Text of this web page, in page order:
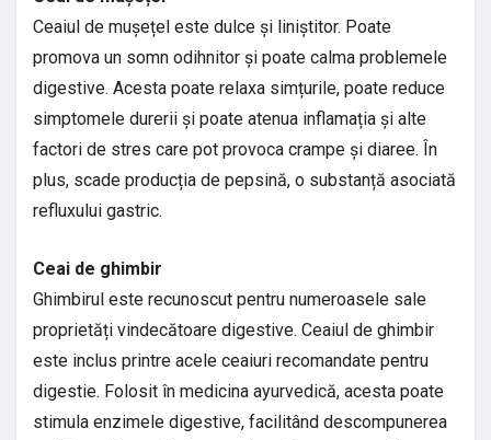
Ceaiul de mușețel este dulce și liniștitor. Poate
promova un somn odihnitor și poate calma problemele
digestive. Acesta poate relaxa simțurile, poate reduce
simptomele durerii și poate atenua inflamația și alte
factori de stres care pot provoca crampe și diaree. În
plus, scade producția de pepsină, o substanță asociată
refluxului gastric.
Ceai de ghimbir
Ghimbirul este recunoscut pentru numeroasele sale
proprietăți vindecătoare digestive. Ceaiul de ghimbir
este inclus printre acele ceaiuri recomandate pentru
digestie. Folosit în medicina ayurvedică, acesta poate
stimula enzimele digestive, facilitând descompunerea